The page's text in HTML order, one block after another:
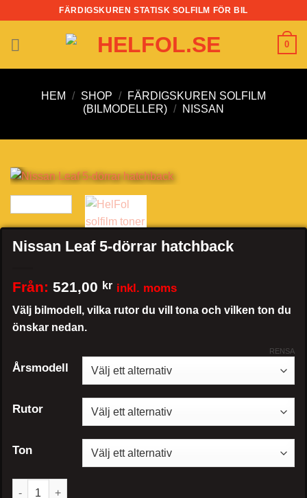
content
FÄRDIGSKUREN STATISK SOLFILM FÖR BIL
0
HEM / SHOP /
FÄRDIGSKUREN SOLFILM
(BILMODELLER) / NISSAN
Nissan Leaf 5-dörrar hatchback
Från: 521,00 kr inkl. moms
Välj bilmodell, vilka rutor du vill tona och vilken ton du
önskar nedan.
Årsmodell
Rutor
Ton
RENSA
Nissan Leaf 5-dörrar hatchback mängd